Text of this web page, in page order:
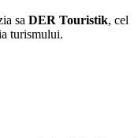
sa DER Touristik, cel
turismului.